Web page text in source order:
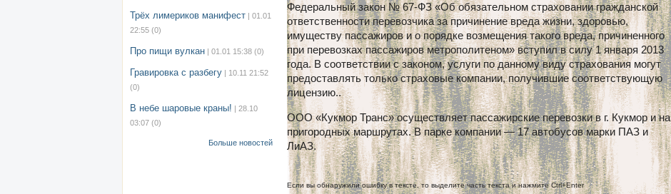
Трёх лимериков манифест | 01.01
22:55 (0)
Про пищи вулкан | 01.01 15:38 (0)
Гравировка с разбегу | 10.11 21:52
(0)
В небе шаровые краны! | 28.10
03:07 (0)
Больше новостей
Федеральный закон № 67-ФЗ «Об обязательном страховании гражданской
ответственности перевозчика за причинение вреда жизни, здоровью,
имуществу пассажиров и о порядке возмещения такого вреда, причиненного
при перевозках пассажиров метрополитеном» вступил в силу 1 января 2013
года. В соответствии с законом, услуги по данному виду страхования могут
предоставлять только страховые компании, получившие соответствующую
лицензию..
ООО «Кукмор Транс» осуществляет пассажирские перевозки в г. Кукмор и на
пригородных маршрутах. В парке компании — 17 автобусов марки ПАЗ и
ЛиАЗ.
Если вы обнаружили ошибку в тексте, то выделите часть текста и нажмите Ctrl+Enter